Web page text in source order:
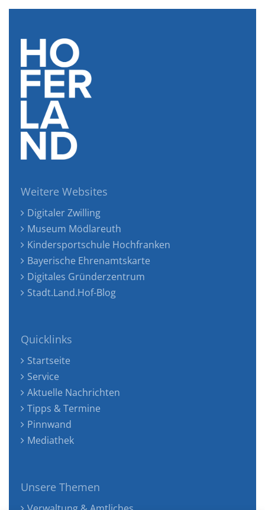
Weitere Websites
Digitaler Zwilling
Museum Mödlareuth
Kindersportschule Hochfranken
Bayerische Ehrenamtskarte
Digitales Gründerzentrum
Stadt.Land.Hof-Blog
Quicklinks
Startseite
Service
Aktuelle Nachrichten
Tipps & Termine
Pinnwand
Mediathek
Unsere Themen